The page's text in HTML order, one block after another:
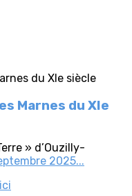
Marnes du XIe
» d’Ouzilly-
2025...
ici